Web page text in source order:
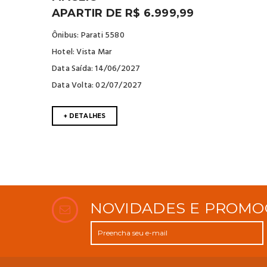
APARTIR DE R$ 6.999,99
Ônibus: Parati 5580
Hotel: Vista Mar
Data Saída: 14/06/2027
Data Volta: 02/07/2027
+ DETALHES
NOVIDADES E